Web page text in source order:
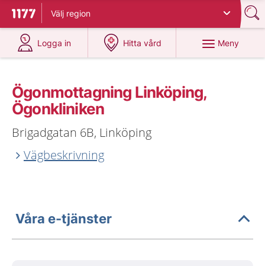
Till startsidan för 1177
Välj region
Logga in
på 1177.se
Hitta vård
på 1177.se
Meny
Ögonmottagning Linköping,
Ögonkliniken
Brigadgatan 6B, Linköping
Vägbeskrivning
Våra e-tjänster